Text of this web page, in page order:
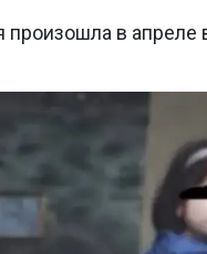
произошла в апреле